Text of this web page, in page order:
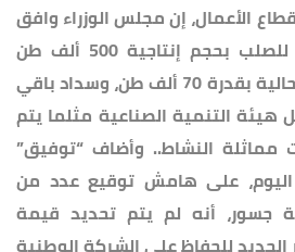
الأعمال، إن مجلس الوزراء وافق
على منح رخصة للدلتا للصلب بحجم إنتاجية 500 ألف طن
بليت بدلا من الرخصة الحالية بقدرة 70 ألف طن، وسداد باقي
هيئة التنمية الصناعية مثلما يتم
مماثلة النشاط.. وأضاف “توفيق”
على هامش توقيع عدد من
جسور، أنه لم يتم تحديد قيمة
الجديد للحفاظ على الشركة الوطنية